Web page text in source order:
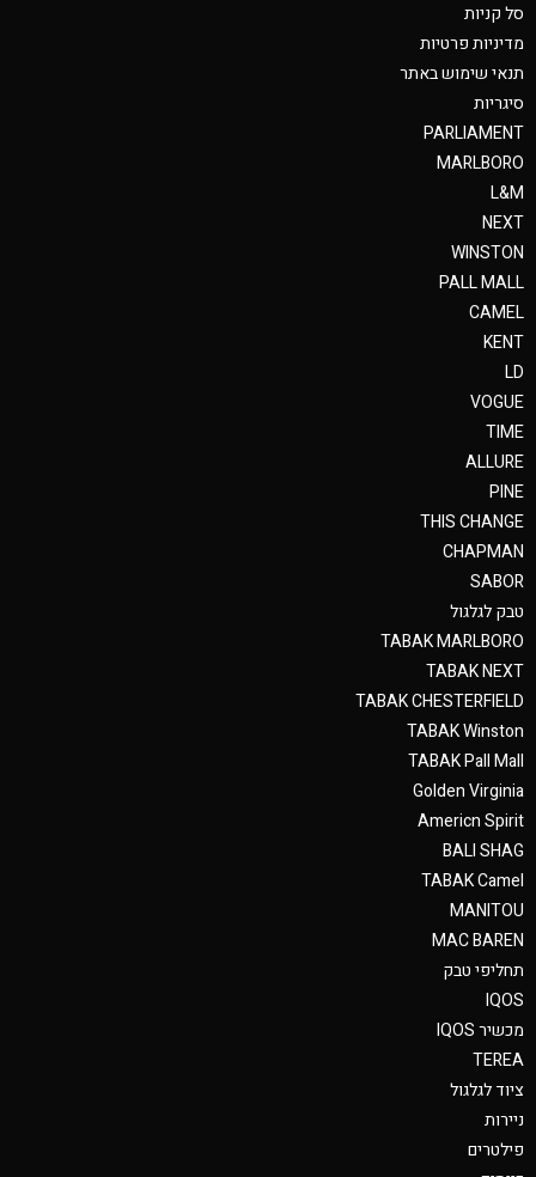
סל קניות
מדיניות פרטיות
תנאי שימוש באתר
סיגריות
PARLIAMENT
MARLBORO
L&M
NEXT
WINSTON
PALL MALL
CAMEL
KENT
LD
VOGUE
TIME
ALLURE
PINE
THIS CHANGE
CHAPMAN
SABOR
טבק לגלגול
TABAK MARLBORO
TABAK NEXT
TABAK CHESTERFIELD
TABAK Winston
TABAK Pall Mall
Golden Virginia
Americn Spirit
BALI SHAG
TABAK Camel
MANITOU
MAC BAREN
תחליפי טבק
IQOS
מכשיר IQOS
TEREA
ציוד לגלגול
ניירות
פילטרים